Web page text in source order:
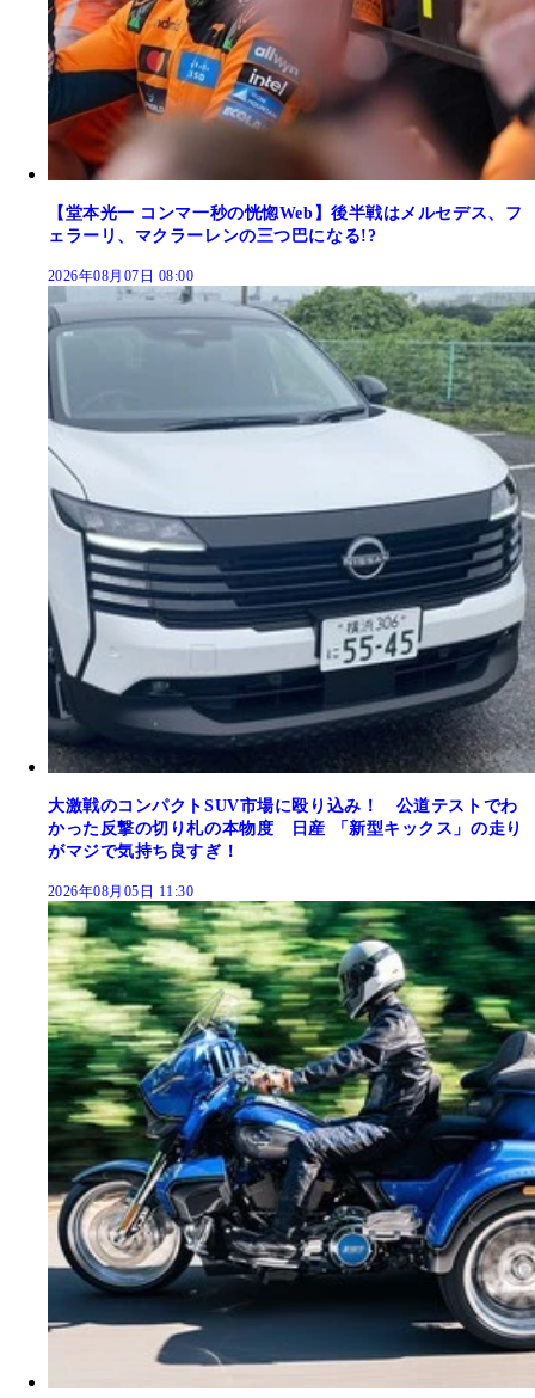
【堂本光一 コンマ一秒の恍惚Web】後半戦はメルセデス、フ
ェラーリ、マクラーレンの三つ巴になる!?
2026年08月07日 08:00
大激戦のコンパクトSUV市場に殴り込み！ 公道テストでわ
かった反撃の切り札の本物度 日産 「新型キックス」の走り
がマジで気持ち良すぎ！
2026年08月05日 11:30